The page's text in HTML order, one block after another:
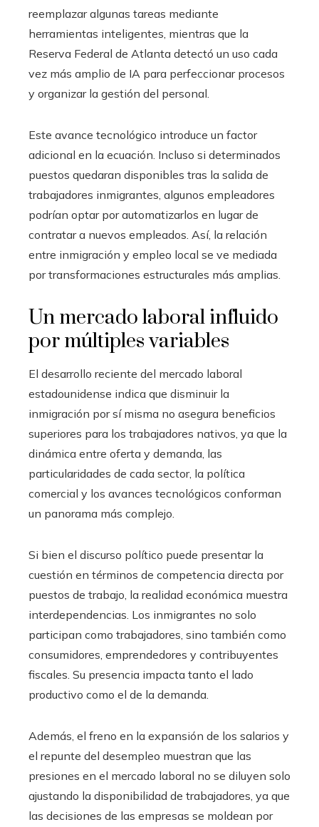
reemplazar algunas tareas mediante
herramientas inteligentes, mientras que la
Reserva Federal de Atlanta detectó un uso cada
vez más amplio de IA para perfeccionar procesos
y organizar la gestión del personal.
Este avance tecnológico introduce un factor
adicional en la ecuación. Incluso si determinados
puestos quedaran disponibles tras la salida de
trabajadores inmigrantes, algunos empleadores
podrían optar por automatizarlos en lugar de
contratar a nuevos empleados. Así, la relación
entre inmigración y empleo local se ve mediada
por transformaciones estructurales más amplias.
Un mercado laboral influido
por múltiples variables
El desarrollo reciente del mercado laboral
estadounidense indica que disminuir la
inmigración por sí misma no asegura beneficios
superiores para los trabajadores nativos, ya que la
dinámica entre oferta y demanda, las
particularidades de cada sector, la política
comercial y los avances tecnológicos conforman
un panorama más complejo.
Si bien el discurso político puede presentar la
cuestión en términos de competencia directa por
puestos de trabajo, la realidad económica muestra
interdependencias. Los inmigrantes no solo
participan como trabajadores, sino también como
consumidores, emprendedores y contribuyentes
fiscales. Su presencia impacta tanto el lado
productivo como el de la demanda.
Además, el freno en la expansión de los salarios y
el repunte del desempleo muestran que las
presiones en el mercado laboral no se diluyen solo
ajustando la disponibilidad de trabajadores, ya que
las decisiones de las empresas se moldean por